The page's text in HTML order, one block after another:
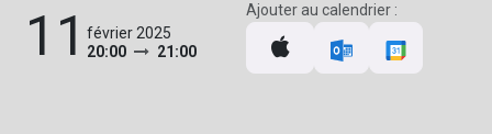
11
février 2025
20:00
21:00
Ajouter au calendrier :